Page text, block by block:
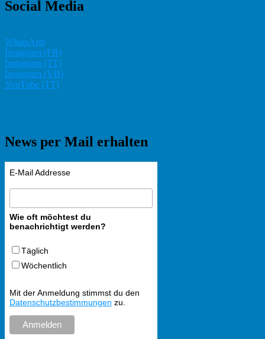
Social Media
WhatsApp
Instagram (FB)
Instagram (TT)
Instagram (VB)
YouTube (TT)
News per Mail erhalten
E-Mail Addresse
Wie oft möchtest du
benachrichtigt werden?
Täglich
Wöchentlich
Mit der Anmeldung stimmst du den
Datenschutzbestimmungen zu.